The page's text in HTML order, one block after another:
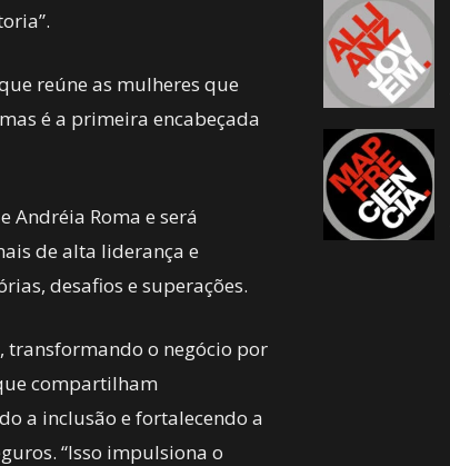
reúne as mulheres que
é a primeira encabeçada
Andréia Roma e será
de alta liderança e
desafios e superações.
transformando o negócio por
compartilham
a inclusão e fortalecendo a
“Isso impulsiona o